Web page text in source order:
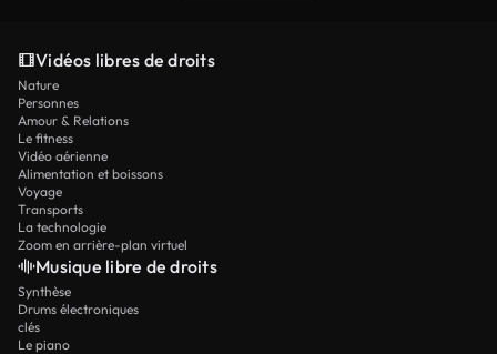
Vidéos libres de droits
Nature
Personnes
Amour & Relations
Le fitness
Vidéo aérienne
Alimentation et boissons
Voyage
Transports
La technologie
Zoom en arrière-plan virtuel
Musique libre de droits
Synthèse
Drums électroniques
clés
Le piano